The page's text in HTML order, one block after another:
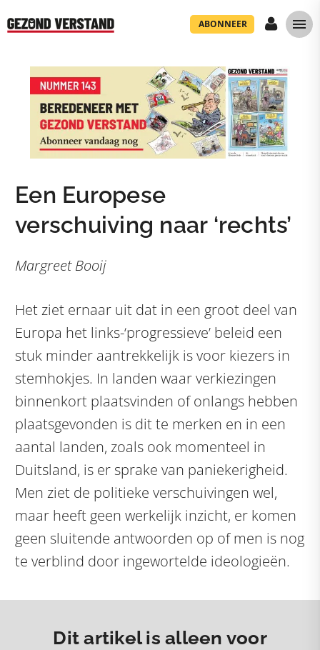
ABONNEER
Een Europese
verschuiving naar ‘rechts’
Margreet Booij
Het ziet ernaar uit dat in een groot deel van
Europa het links-‘progressieve’ beleid een
stuk minder aantrekkelijk is voor kiezers in
stemhokjes. In landen waar verkiezingen
binnenkort plaatsvinden of onlangs hebben
plaatsgevonden is dit te merken en in een
aantal landen, zoals ook momenteel in
Duitsland, is er sprake van paniekerigheid.
Men ziet de politieke verschuivingen wel,
maar heeft geen werkelijk inzicht, er komen
geen sluitende antwoorden op of men is nog
te verblind door ingewortelde ideologieën.
Dit artikel is alleen voor